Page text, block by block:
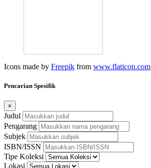
Icons made by Freepik from www.flaticon.com
Pencarian Spesifik
×
Judul
Pengarang
Subjek
ISBN/ISSN
Tipe Koleksi
Lokasi